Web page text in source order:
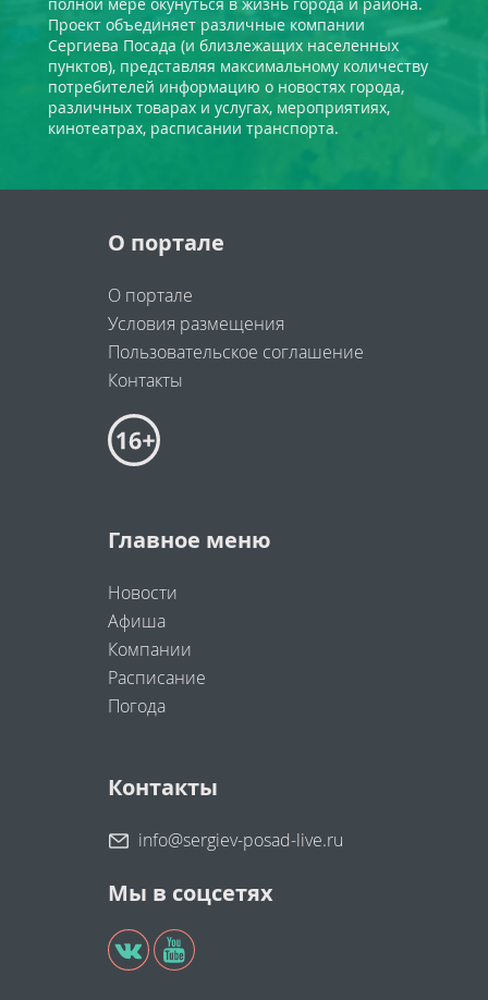
Проект объединяет различные компании
Сергиева Посада (и близлежащих населенных
пунктов), представляя максимальному количеству
потребителей информацию о новостях города,
различных товарах и услугах, мероприятиях,
кинотеатрах, расписании транспорта.
О портале
О портале
Условия размещения
Пользовательское соглашение
Контакты
Главное меню
Новости
Афиша
Компании
Расписание
Погода
Контакты
info@sergiev-posad-live.ru
Мы в соцсетях